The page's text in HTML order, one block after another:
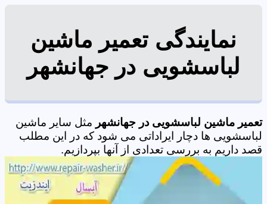
نمایندگی تعمیر ماشین
لباسشویی در جهانشهر
تعمیر ماشین لباسشویی در جهانشهر مثل سایر ماشین
لباسشویی ها دچار ایراداتی می شود که در این مطلب
قصد داریم به بررسی تعدادی از آنها بپردازیم.